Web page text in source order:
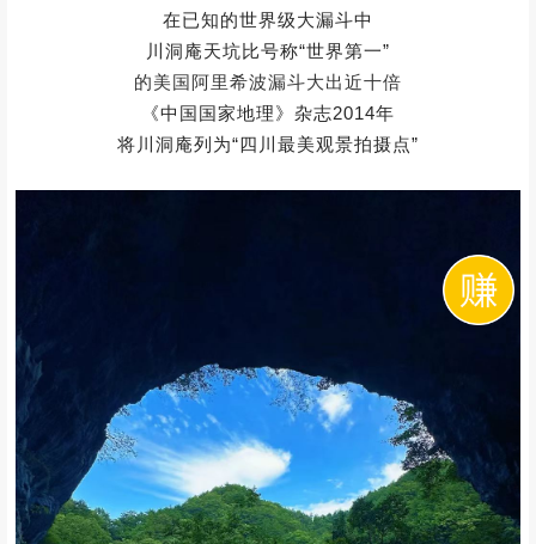
02
世界第一大天坑
——川洞庵天坑
在已知的世界级大漏斗中
川洞庵天坑比号称“世界第一”
的美国阿里希波漏斗大出近十倍
《中国国家地理》杂志2014年
将川洞庵列为“四川最美观景拍摄点”